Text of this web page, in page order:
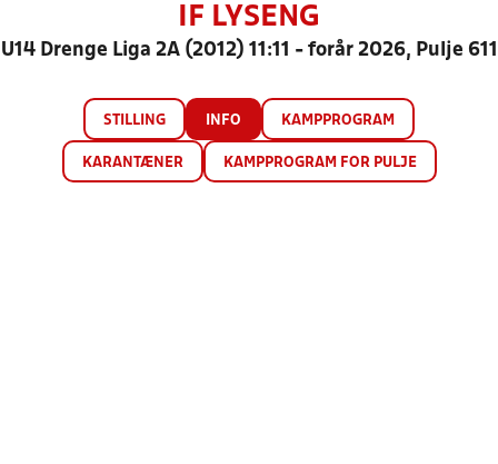
IF LYSENG
U14 Drenge Liga 2A (2012) 11:11 - forår 2026, Pulje 611
STILLING INFO KAMPPROGRAM
KARANTÆNER KAMPPROGRAM FOR PULJE